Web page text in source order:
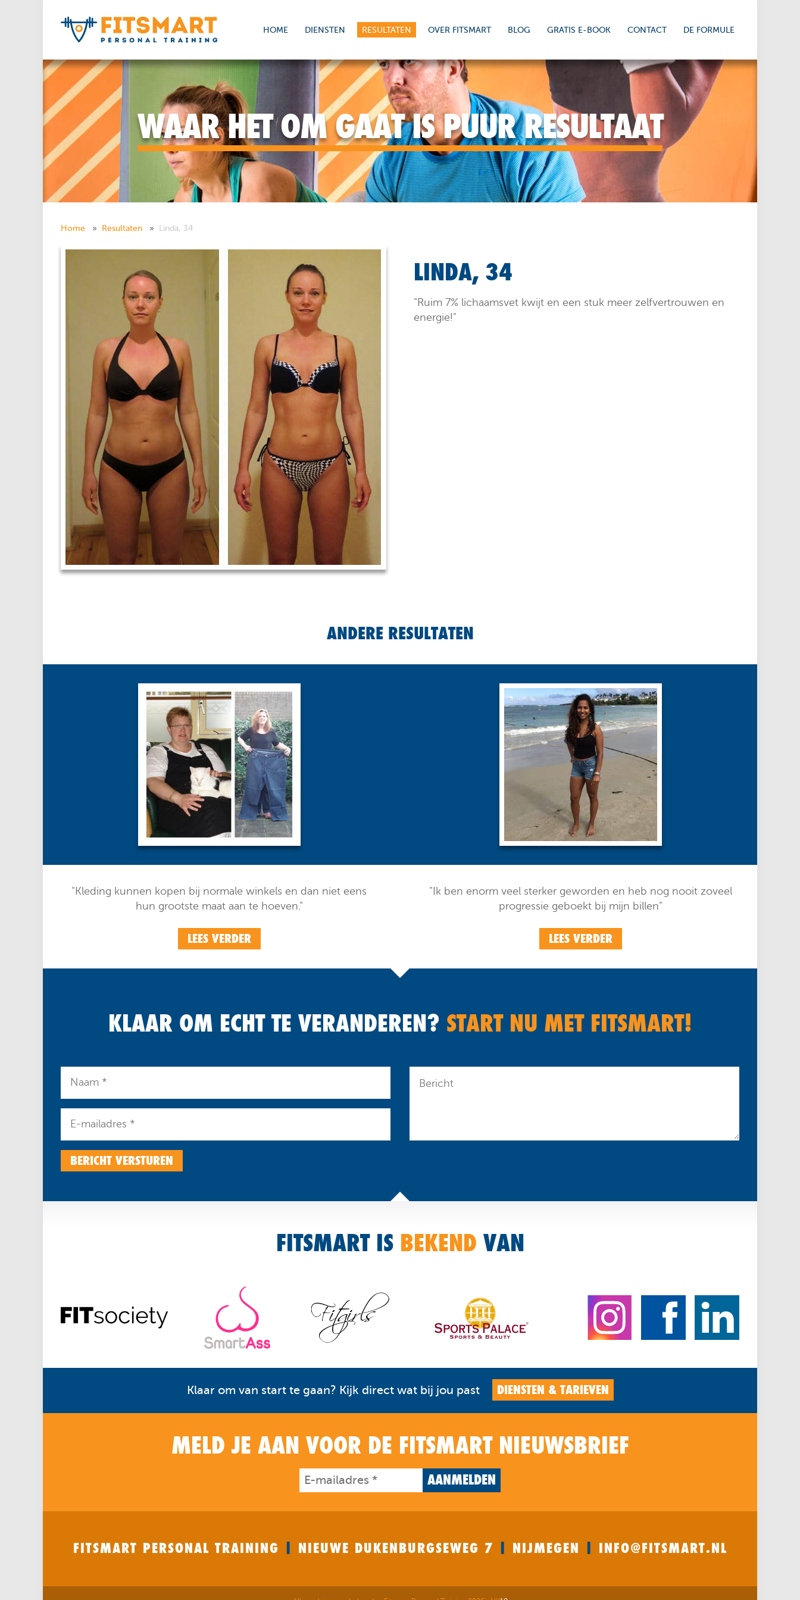
HOME DIENSTEN RESULTATEN OVER FITSMART BLOG GRATIS E-BOOK CONTACT DE FORMULE
WAAR HET OM GAAT IS PUUR RESULTAAT
Home Resultaten Linda, 34
LINDA, 34
"Ruim 7% lichaamsvet kwijt en een stuk meer zelfvertrouwen en
energie!"
ANDERE RESULTATEN
"Kleding kunnen kopen bij normale winkels en dan niet eens
hun grootste maat aan te hoeven."
LEES VERDER
"Ik ben enorm veel sterker geworden en heb nog nooit zoveel
progressie geboekt bij mijn billen"
LEES VERDER
KLAAR OM ECHT TE VERANDEREN? START NU MET FITSMART!
BERICHT VERSTUREN
FITSMART IS BEKEND VAN
Klaar om van start te gaan? Kijk direct wat bij jou past DIENSTEN & TARIEVEN
MELD JE AAN VOOR DE FITSMART NIEUWSBRIEF
AANMELDEN
FITSMART PERSONAL TRAINING | NIEUWE DUKENBURGSEWEG 7 | NIJMEGEN | INFO@FITSMART.NL